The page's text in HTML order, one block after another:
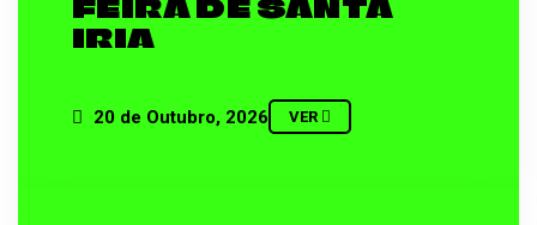
IRIA
20 de Outubro, 2026 VER